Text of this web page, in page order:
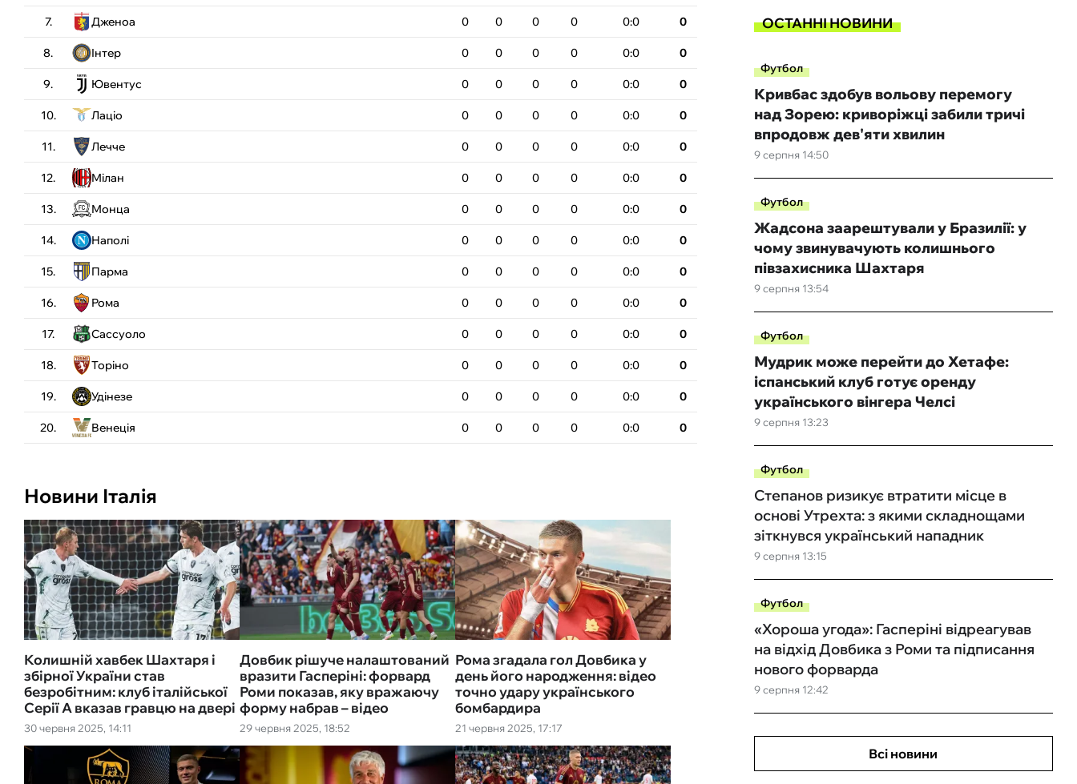
7. Дженоа 0 0 0 0 0:0 0
8. Інтер 0 0 0 0 0:0 0
9. Ювентус 0 0 0 0 0:0 0
10. Лаціо 0 0 0 0 0:0 0
11. Лечче 0 0 0 0 0:0 0
12. Мілан 0 0 0 0 0:0 0
13. Монца 0 0 0 0 0:0 0
14. Наполі 0 0 0 0 0:0 0
15. Парма 0 0 0 0 0:0 0
16. Рома 0 0 0 0 0:0 0
17. Сассуоло 0 0 0 0 0:0 0
18. Торіно 0 0 0 0 0:0 0
19. Удінезе 0 0 0 0 0:0 0
20. Венеція 0 0 0 0 0:0 0
Новини Італія
30 червня 2025, 14:11
Колишній хавбек Шахтаря і
збірної України став
безробітним: клуб італійської
Серії А вказав гравцю на двері
29 червня 2025, 18:52
Довбик рішуче налаштований
вразити Гасперіні: форвард
Роми показав, яку вражаючу
форму набрав – відео
21 червня 2025, 17:17
Рома згадала гол Довбика у
день його народження: відео
точно удару українського
бомбардира
ОСТАННІ НОВИНИ
Футбол
9 серпня 14:50
Кривбас здобув вольову перемогу
над Зорею: криворіжці забили тричі
впродовж дев'яти хвилин
Футбол
9 серпня 13:54
Жадсона заарештували у Бразилії: у
чому звинувачують колишнього
півзахисника Шахтаря
Футбол
9 серпня 13:23
Мудрик може перейти до Хетафе:
іспанський клуб готує оренду
українського вінгера Челсі
Футбол
9 серпня 13:15
Степанов ризикує втратити місце в
основі Утрехта: з якими складнощами
зіткнувся український нападник
Футбол
9 серпня 12:42
«Хороша угода»: Гасперіні відреагував
на відхід Довбика з Роми та підписання
нового форварда
Всі новини